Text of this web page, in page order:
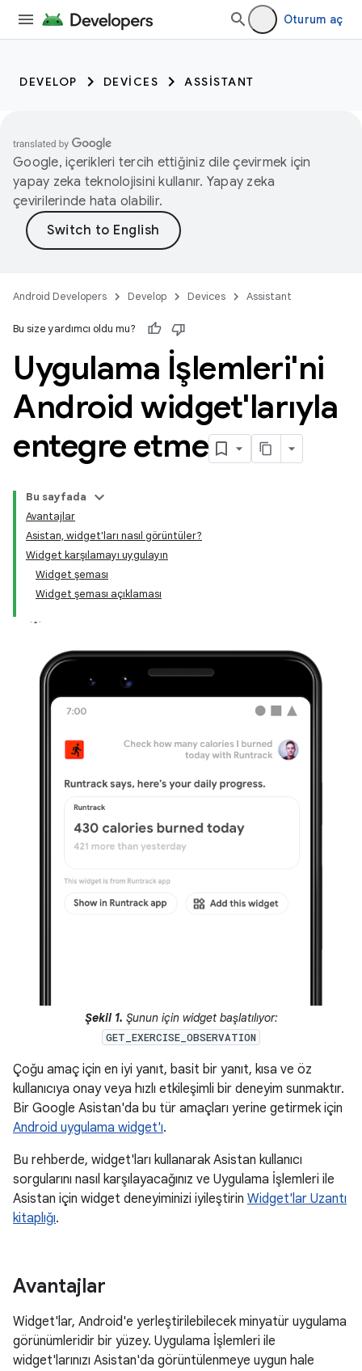
Oturum aç
DEVELOP DEVICES ASSISTANT
Google, içerikleri tercih ettiğiniz dile çevirmek için
yapay zeka teknolojisini kullanır. Yapay zeka
çevirilerinde hata olabilir.
Android Developers Develop Devices Assistant
Bu size yardımcı oldu mu?
Uygulama İşlemleri'ni
Android widget'larıyla
entegre etme
Bu sayfada
Avantajlar
Asistan, widget'ları nasıl görüntüler?
Widget karşılamayı uygulayın
Widget şeması
Widget şeması açıklaması
Şekil 1. Şunun için widget başlatılıyor:
GET_EXERCISE_OBSERVATION
Çoğu amaç için en iyi yanıt, basit bir yanıt, kısa ve öz
kullanıcıya onay veya hızlı etkileşimli bir deneyim sunmaktır.
Bir Google Asistan'da bu tür amaçları yerine getirmek için
Android uygulama widget'ı.
Bu rehberde, widget'ları kullanarak Asistan kullanıcı
sorgularını nasıl karşılayacağınız ve Uygulama İşlemleri ile
Asistan için widget deneyiminizi iyileştirin Widget'lar Uzantı
kitaplığı.
Avantajlar
Widget'lar, Android'e yerleştirilebilecek minyatür uygulama
görünümleridir bir yüzey. Uygulama İşlemleri ile
widget'larınızı Asistan'da görüntülenmeye uygun hale